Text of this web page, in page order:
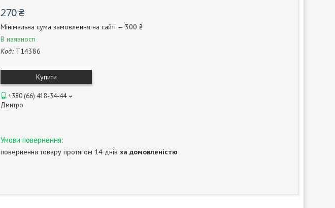
270 ₴
Мінімальна сума замовлення на сайті — 300 ₴
В наявності
Код: T14386
Купити
+380 (66) 418-34-44
Дмитро
повернення товару протягом 14 днів за домовленістю